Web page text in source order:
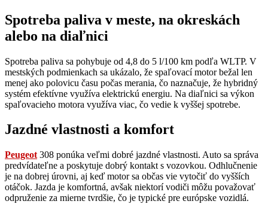
Spotreba paliva v meste, na okreskách
alebo na diaľnici
Spotreba paliva sa pohybuje od 4,8 do 5 l/100 km podľa WLTP. V
mestských podmienkach sa ukázalo, že spaľovací motor bežal len
menej ako polovicu času počas merania, čo naznačuje, že hybridný
systém efektívne využíva elektrickú energiu. Na diaľnici sa výkon
spaľovacieho motora využíva viac, čo vedie k vyššej spotrebe.
Jazdné vlastnosti a komfort
Peugeot 308 ponúka veľmi dobré jazdné vlastnosti. Auto sa správa
predvídateľne a poskytuje dobrý kontakt s vozovkou. Odhlučnenie
je na dobrej úrovni, aj keď motor sa občas vie vytočiť do vyšších
otáčok. Jazda je komfortná, avšak niektorí vodiči môžu považovať
odpruženie za mierne tvrdšie, čo je typické pre európske vozidlá.